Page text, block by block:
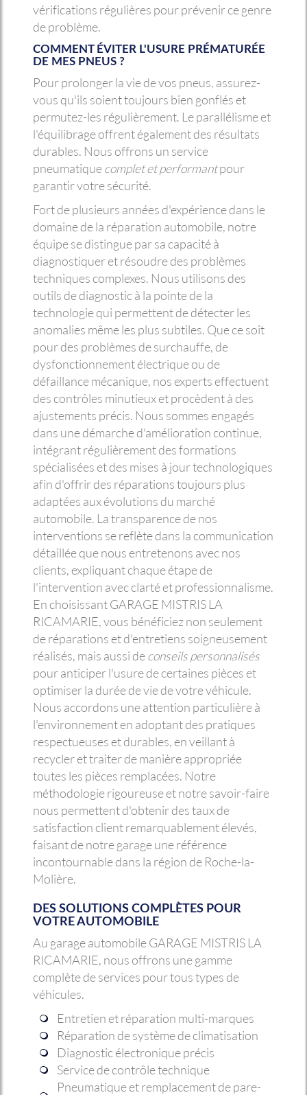
vérifications régulières pour prévenir ce genre
de problème.
COMMENT ÉVITER L'USURE PRÉMATURÉE
DE MES PNEUS ?
Pour prolonger la vie de vos pneus, assurez-
vous qu'ils soient toujours bien gonflés et
permutez-les régulièrement. Le parallélisme et
l'équilibrage offrent également des résultats
durables. Nous offrons un service
pneumatiquecomplet et performantpour
garantir votre sécurité.
Fort de plusieurs années d'expérience dans le
domaine de la réparation automobile, notre
équipe se distingue par sa capacité à
diagnostiquer et résoudre des problèmes
techniques complexes. Nous utilisons des
outils de diagnostic à la pointe de la
technologie qui permettent de détecter les
anomalies même les plus subtiles. Que ce soit
pour des problèmes de surchauffe, de
dysfonctionnement électrique ou de
défaillance mécanique, nos experts effectuent
des contrôles minutieux et procèdent à des
ajustements précis. Nous sommes engagés
dans une démarche d'amélioration continue,
intégrant régulièrement des formations
spécialisées et des mises à jour technologiques
afin d'offrir des réparations toujours plus
adaptées aux évolutions du marché
automobile. La transparence de nos
interventions se reflète dans la communication
détaillée que nous entretenons avec nos
clients, expliquant chaque étape de
l'intervention avec clarté et professionnalisme.
En choisissant GARAGE MISTRIS LA
RICAMARIE, vous bénéficiez non seulement
de réparations et d'entretiens soigneusement
réalisés, mais aussi deconseils personnalisés
pour anticiper l'usure de certaines pièces et
optimiser la durée de vie de votre véhicule.
Nous accordons une attention particulière à
l'environnement en adoptant des pratiques
respectueuses et durables, en veillant à
recycler et traiter de manière appropriée
toutes les pièces remplacées. Notre
méthodologie rigoureuse et notre savoir-faire
nous permettent d'obtenir des taux de
satisfaction client remarquablement élevés,
faisant de notre garage une référence
incontournable dans la région de Roche-la-
Molière.
DES SOLUTIONS COMPLÈTES POUR
VOTRE AUTOMOBILE
Au garage automobile GARAGE MISTRIS LA
RICAMARIE, nous offrons une gamme
complète de services pour tous types de
véhicules.
Entretien et réparation multi-marques
Réparation de système de climatisation
Diagnostic électronique précis
Service de contrôle technique
Pneumatique et remplacement de pare-